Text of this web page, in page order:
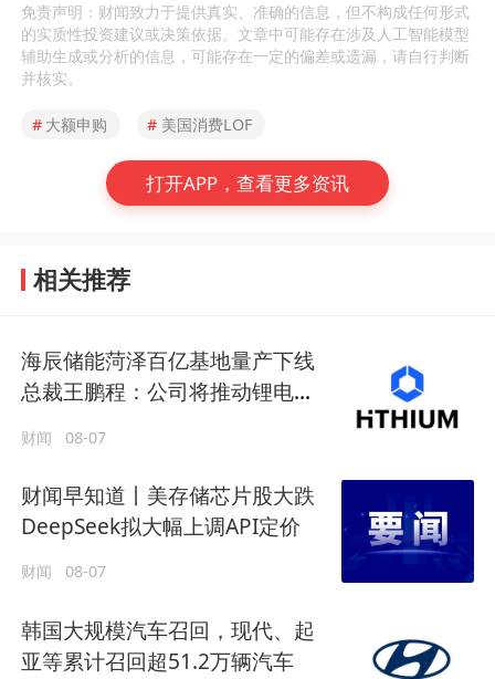
免责声明：财闻致力于提供真实、准确的信息，但不构成任何形式
的实质性投资建议或决策依据。文章中可能存在涉及人工智能模型
辅助生成或分析的信息，可能存在一定的偏差或遗漏，请自行判断
并核实。
# 大额申购 # 美国消费LOF
打开APP，查看更多资讯
相关推荐
海辰储能菏泽百亿基地量产下线
总裁王鹏程：公司将推动锂电长
财闻 08-07
财闻早知道丨美存储芯片股大跌
DeepSeek拟大幅上调API定价
财闻 08-07
韩国大规模汽车召回，现代、起
亚等累计召回超51.2万辆汽车